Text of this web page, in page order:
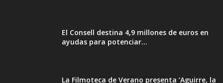
El Consell destina 4,9 millones de euros en
ayudas para potenciar...
La Filmoteca de Verano presenta ‘Aguirre, la